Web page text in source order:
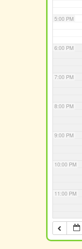
5:00 PM
6:00 PM
7:00 PM
8:00 PM
9:00 PM
10:00 PM
11:00 PM